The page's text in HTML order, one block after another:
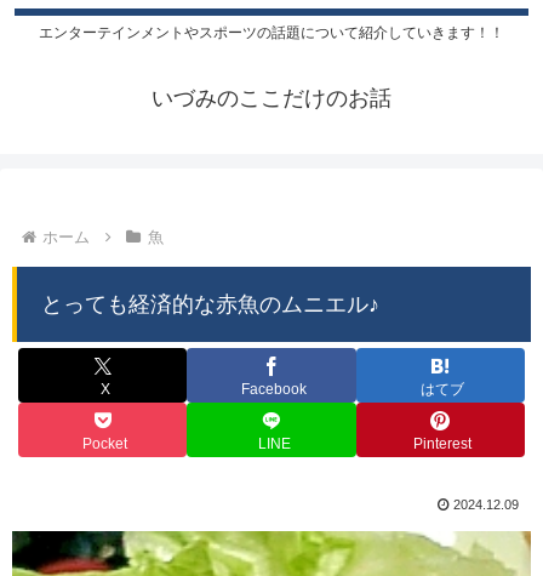
エンターテインメントやスポーツの話題について紹介していきます！！
いづみのここだけのお話
ホーム 魚
とっても経済的な赤魚のムニエル♪
X Facebook はてブ
Pocket LINE Pinterest
2024.12.09